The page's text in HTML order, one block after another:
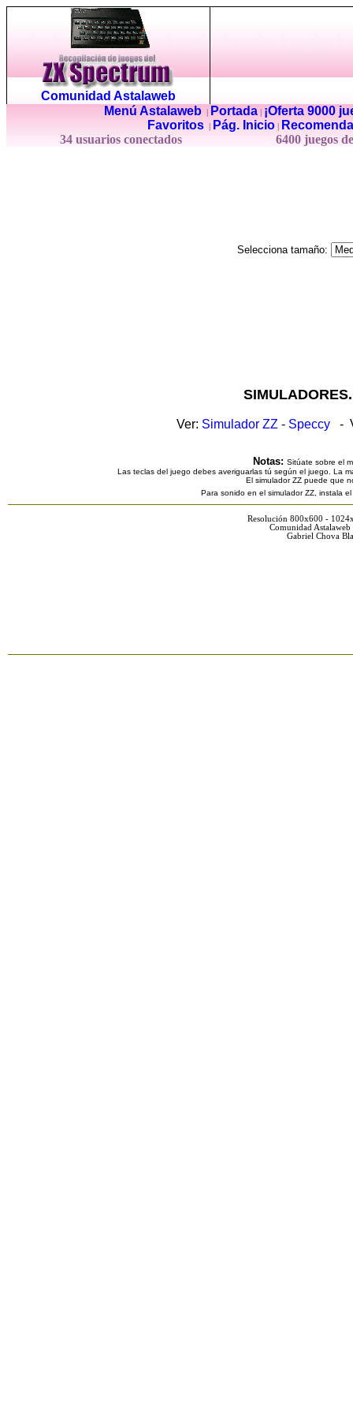
Comunidad Astalaweb
Menú Astalaweb| Portada|
¡Oferta 9000
Favoritos
Pág. Inicio
34 usuarios conectados
6400 juegos
Selecciona tamaño:
Ver: Simulador ZZ - Speccy -
Notas: Sitúate sobre el
Las teclas del juego debes averiguarlas tú según el juego. La
El simulador ZZ puede que
Para sonido en el simulador ZZ, instala
Resolución 800x600 -
Comunidad
Gabriel Chova